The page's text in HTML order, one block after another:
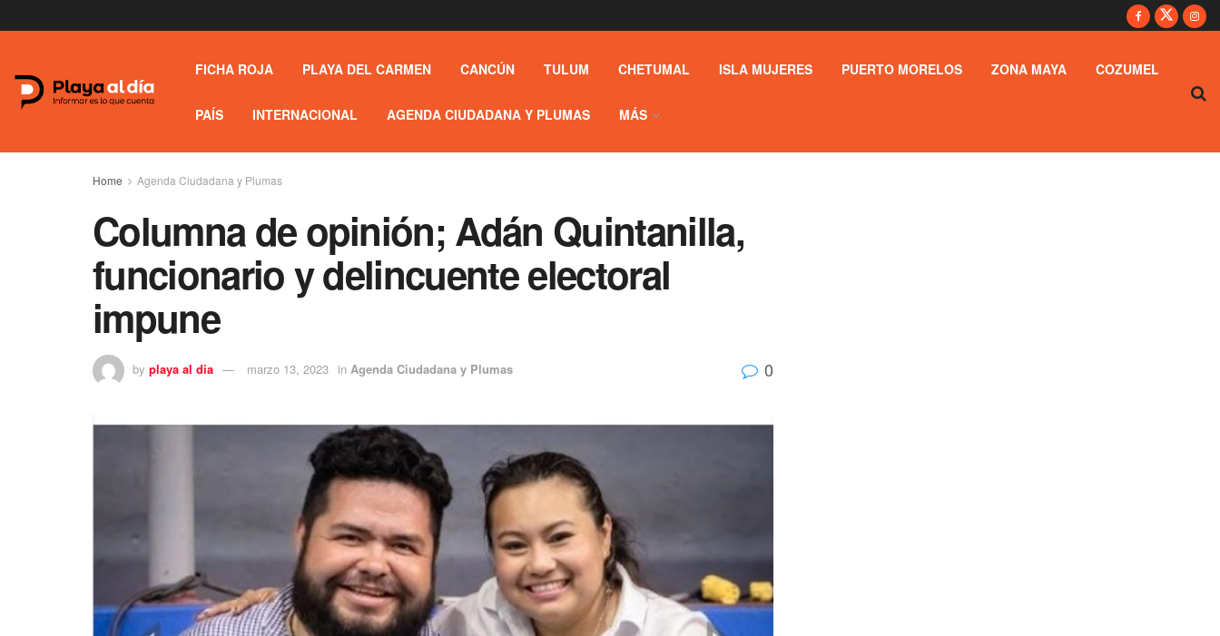
FICHA ROJA PLAYA DEL CARMEN CANCÚN TULUM CHETUMAL ISLA MUJERES PUERTO MORELOS ZONA MAYA COZUMEL
PAÍS INTERNACIONAL AGENDA CIUDADANA Y PLUMAS MÁS
Home Agenda Ciudadana y Plumas
Columna de opinión; Adán Quintanilla,
funcionario y delincuente electoral
impune
by playa al dia marzo 13, 2023 in Agenda Ciudadana y Plumas 0